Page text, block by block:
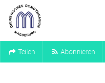
Teilen Abonnieren